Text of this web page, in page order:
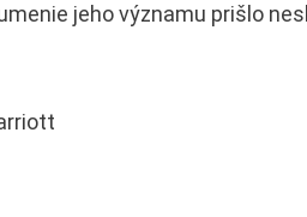
jeho významu prišlo